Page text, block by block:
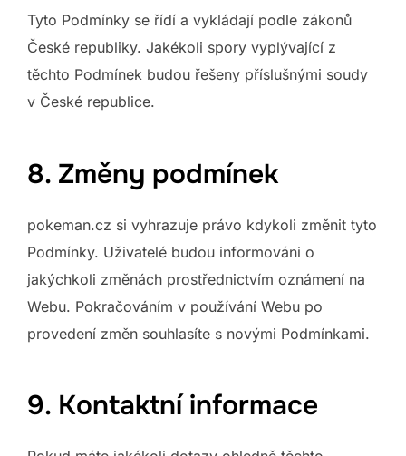
Tyto Podmínky se řídí a vykládají podle zákonů
České republiky. Jakékoli spory vyplývající z
těchto Podmínek budou řešeny příslušnými soudy
v České republice.
8. Změny podmínek
pokeman.cz si vyhrazuje právo kdykoli změnit tyto
Podmínky. Uživatelé budou informováni o
jakýchkoli změnách prostřednictvím oznámení na
Webu. Pokračováním v používání Webu po
provedení změn souhlasíte s novými Podmínkami.
9. Kontaktní informace